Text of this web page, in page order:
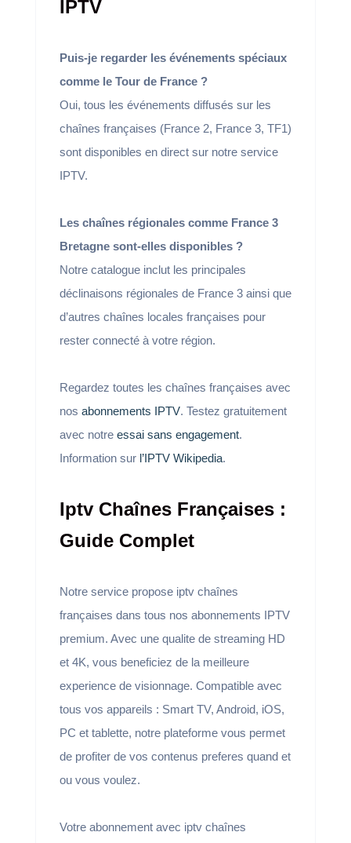
IPTV
Puis-je regarder les événements spéciaux
comme le Tour de France ?
Oui, tous les événements diffusés sur les
chaînes françaises (France 2, France 3, TF1)
sont disponibles en direct sur notre service
IPTV.
Les chaînes régionales comme France 3
Bretagne sont-elles disponibles ?
Notre catalogue inclut les principales
déclinaisons régionales de France 3 ainsi que
d’autres chaînes locales françaises pour
rester connecté à votre région.
Regardez toutes les chaînes françaises avec
nos abonnements IPTV. Testez gratuitement
avec notre essai sans engagement.
Information sur l’IPTV Wikipedia.
Iptv Chaînes Françaises :
Guide Complet
Notre service propose iptv chaînes
françaises dans tous nos abonnements IPTV
premium. Avec une qualite de streaming HD
et 4K, vous beneficiez de la meilleure
experience de visionnage. Compatible avec
tous vos appareils : Smart TV, Android, iOS,
PC et tablette, notre plateforme vous permet
de profiter de vos contenus preferes quand et
ou vous voulez.
Votre abonnement avec iptv chaînes